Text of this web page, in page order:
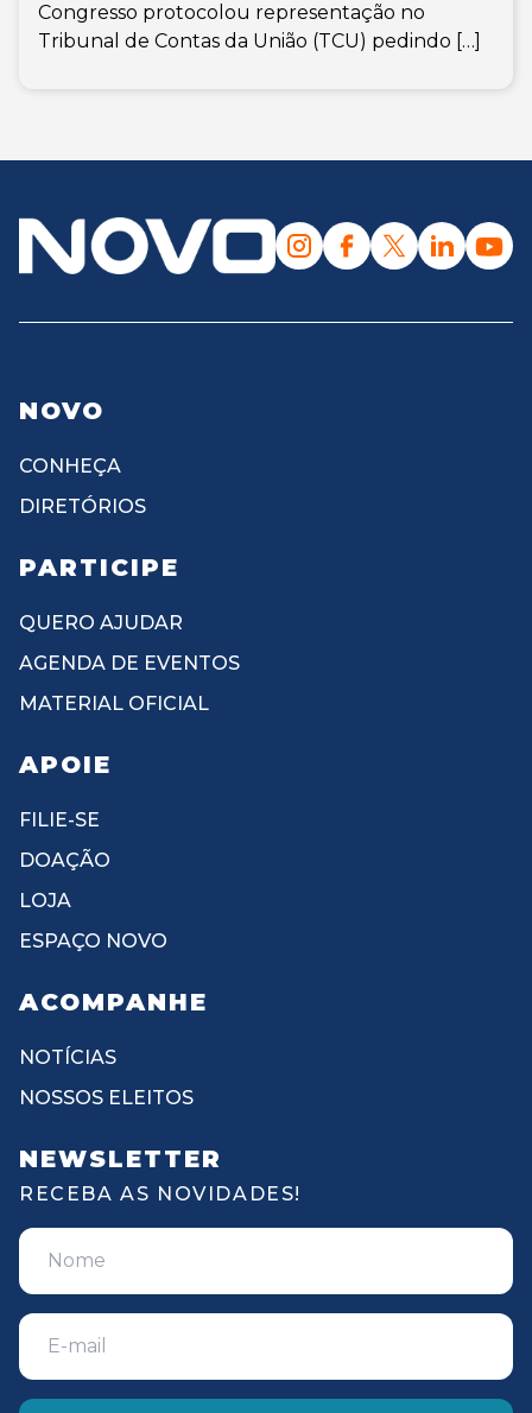
Congresso protocolou representação no
Tribunal de Contas da União (TCU) pedindo […]
NOVO
CONHEÇA
DIRETÓRIOS
PARTICIPE
QUERO AJUDAR
AGENDA DE EVENTOS
MATERIAL OFICIAL
APOIE
FILIE-SE
DOAÇÃO
LOJA
ESPAÇO NOVO
ACOMPANHE
NOTÍCIAS
NOSSOS ELEITOS
NEWSLETTER
RECEBA AS NOVIDADES!